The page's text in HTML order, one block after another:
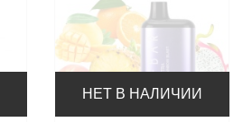
НЕТ В НАЛИЧИИ